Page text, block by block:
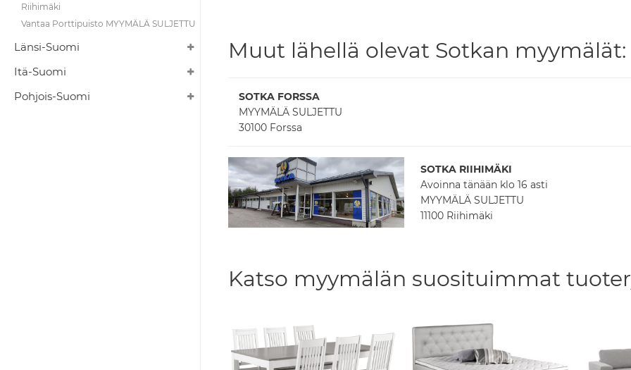
Riihimäki
Vantaa Porttipuisto MYYMÄLÄ SULJETTU
Länsi-Suomi
Itä-Suomi
Pohjois-Suomi
Muut lähellä olevat Sotkan myymälät:
SOTKA FORSSA
MYYMÄLÄ SULJETTU
30100 Forssa
SOTKA RIIHIMÄKI
Avoinna tänään klo 16 asti
MYYMÄLÄ SULJETTU
11100 Riihimäki
Katso myymälän suosituimmat